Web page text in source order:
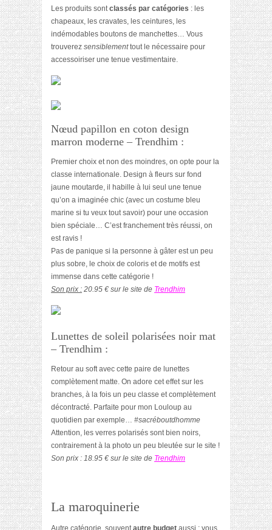
Les produits sontclassés par catégories : les
chapeaux, les cravates, les ceintures, les
indémodables boutons de manchettes… Vous
trouverez sensiblementtout le nécessaire pour
accessoiriser une tenue vestimentaire.
Nœud papillon en coton design
marron moderne – Trendhim :
Premier choix et non des moindres, on opte pour la
classe internationale. Design à fleurs sur fond
jaune moutarde, il habille à lui seul une tenue
qu’on a imaginée chic (avec un costume bleu
marine si tu veux tout savoir) pour une occasion
bien spéciale… C’est franchement très réussi, on
est ravis !
Pas de panique si la personne à gâter est un peu
plus sobre, le choix de coloris et de motifs est
immense dans cette catégorie !
Son prix : 20.95 € sur le site de Trendhim
Lunettes de soleil polarisées noir mat
– Trendhim :
Retour au soft avec cette paire de lunettes
complètement matte. On adore cet effet sur les
branches, à la fois un peu classe et complètement
décontracté. Parfaite pour mon Louloup au
quotidien par exemple… #sacréboutdhomme
Attention, les verres polarisés sont bien noirs,
contrairement à la photo un peu bleutée sur le site !
Son prix : 18.95 € sur le site de Trendhim
La maroquinerie